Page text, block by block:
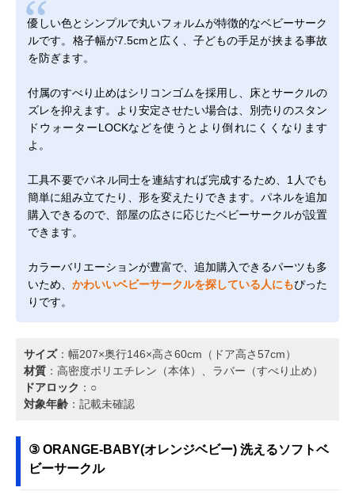
優しい色とシンプルで丸いフォルムが特徴的なベビーサーク
ルです。格子幅が7.5cmと広く、子どもの手足が挟まる事故
を防ぎます。
付属のすべり止めはシリコンゴムを採用し、床とサークルの
ズレを抑えます。より安定させたい場合は、別売りのスタン
ドウォーターLOCKなどを使うとより倒れにくくなります
よ。
工具不要でパネル同士を連結すれば完成するため、1人でも
簡単に組み立てたり、形を変えたりできます。パネルを追加
購入できるので、部屋の広さに応じたベビーサークルが設置
できます。
カラーバリエーションが豊富で、追加購入できるパーツも多
いため、 かわいいベビーサークルを探している人にもぴった
りです。
サイズ：幅207×奥行146×高さ60cm（ドア高さ57cm）
材質 ：高密度ポリエチレン（本体）、ラバー（すべり止め）
ドアロック ：○
対象年齢 ：記載未確認
③ ORANGE-BABY(オレンジベビー) 洗えるソフトベ
ビーサークル